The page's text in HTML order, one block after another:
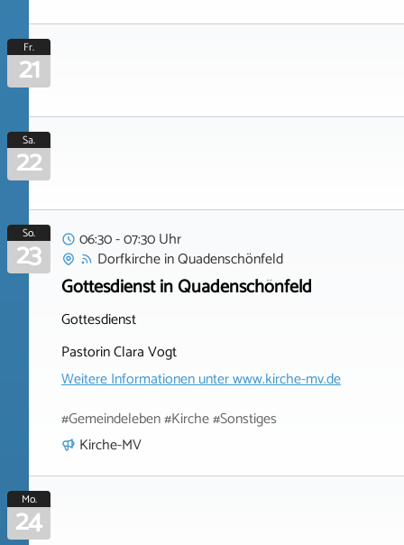
Fr.
21
Sa.
22
So.
23
06:30 - 07:30 Uhr
DorfkircheinQuadenschönfeld
Gottesdienst in Quadenschönfeld
Gottesdienst
Pastorin Clara Vogt
Weitere Informationen unterwww.kirche-mv.de
#Gemeindeleben #Kirche #Sonstiges
Kirche-MV
Mo.
24